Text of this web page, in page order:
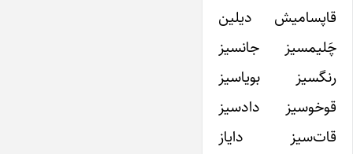
قاپسامیش دیلین
چَلیمسیز جانسیز
رنگسیز بویاسیز
قوخوسیز دادسیز
قات‌سیز دایاز